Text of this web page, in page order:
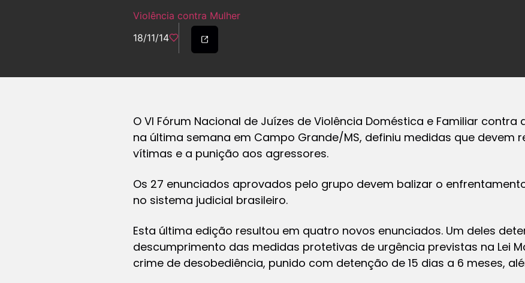
Violência contra Mulher
18/11/14
O VI Fórum Nacional de Juízes de Violência Doméstica e Familiar contra
na última semana em Campo Grande/MS, definiu medidas que devem
vítimas e a punição aos agressores.
Os 27 enunciados aprovados pelo grupo devem balizar o
no sistema judicial brasileiro.
Esta última edição resultou em quatro novos enunciados. Um deles
descumprimento das medidas protetivas de urgência previstas na Lei
crime de desobediência, punido com detenção de 15 dias a 6 meses,